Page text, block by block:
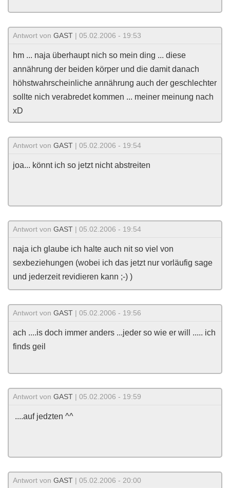
Antwort von GAST | 05.02.2006 - 19:53
hm ... naja überhaupt nich so mein ding ... diese
annährung der beiden körper und die damit danach
höhstwahrscheinliche annährung auch der geschlechter
sollte nich verabredet kommen ... meiner meinung nach
xD
Antwort von GAST | 05.02.2006 - 19:54
joa... könnt ich so jetzt nicht abstreiten
Antwort von GAST | 05.02.2006 - 19:54
naja ich glaube ich halte auch nit so viel von
sexbeziehungen (wobei ich das jetzt nur vorläufig sage
und jederzeit revidieren kann ;-) )
Antwort von GAST | 05.02.2006 - 19:56
ach ....is doch immer anders ...jeder so wie er will ..... ich
finds geil
Antwort von GAST | 05.02.2006 - 19:59
....auf jedzten ^^
Antwort von GAST | 05.02.2006 - 20:00